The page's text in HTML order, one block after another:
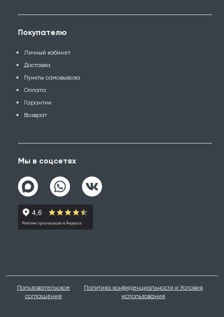
Покупателю
Личный кабинет
Доставка
Пункты самовывоза
Оплата
Гарантии
Возврат
Мы в соцсетях
Пользовательское
соглашение
Политика конфиденциальности и Условия
использования